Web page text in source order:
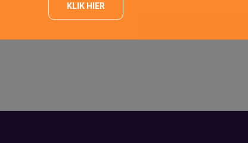
KLIK HIER